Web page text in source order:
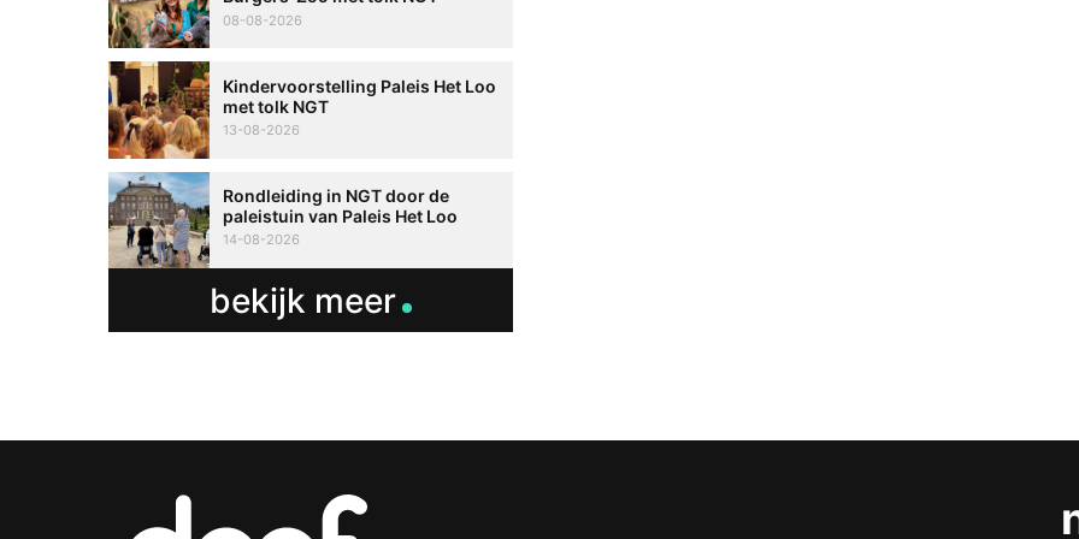
08-08-2026
Kindervoorstelling Paleis Het Loo
met tolk NGT
13-08-2026
Rondleiding in NGT door de
paleistuin van Paleis Het Loo
14-08-2026
bekijk meer